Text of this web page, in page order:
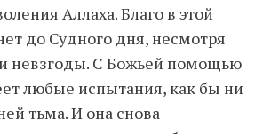
Аллаха. Благо в этой
до Судного дня, несмотря
невзгоды. С Божьей помощью
любые испытания, как бы ни
тьма. И она снова